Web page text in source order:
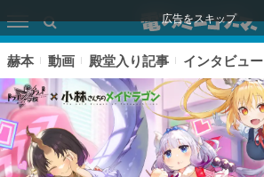
広告をスキップ
赫本 動画 殿堂入り記事 インタビュー